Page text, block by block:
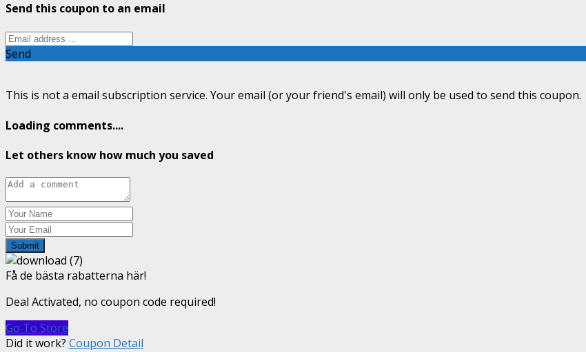
Send this coupon to an email
Send
This is not a email subscription service. Your email (or your friend's email) will only be used to send this coupon.
Loading comments....
Let others know how much you saved
Submit
Få de bästa rabatterna här!
Deal Activated, no coupon code required!
Go To Store
Did it work? Coupon Detail